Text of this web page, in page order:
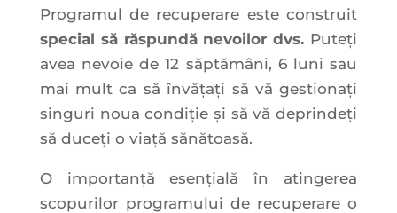
Programul de recuperare este construit
special să răspundă nevoilor dvs. Puteți
avea nevoie de 12 săptămâni, 6 luni sau
mai mult ca să învățați să vă gestionați
singuri noua condiție și să vă deprindeți
să duceți o viață sănătoasă.
O importanță esențială în atingerea
scopurilor programului de recuperare o